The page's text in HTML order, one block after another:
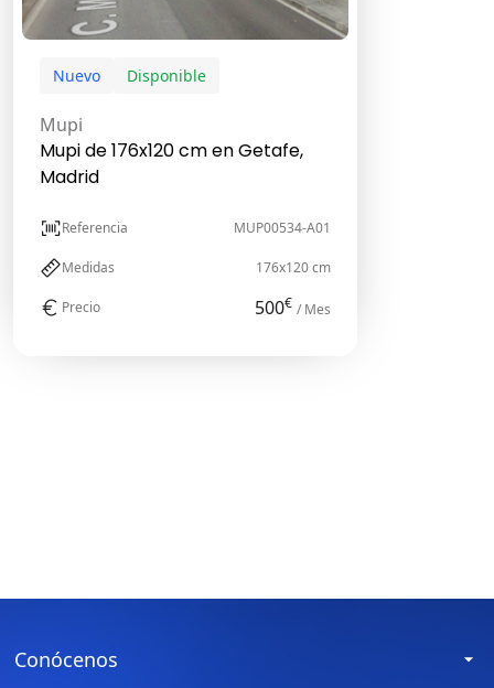
Nuevo Disponible
Mupi
Mupi de 176x120 cm en Getafe,
Madrid
Referencia MUP00534-A01
Medidas 176x120 cm
Precio 500€ / Mes
Conócenos